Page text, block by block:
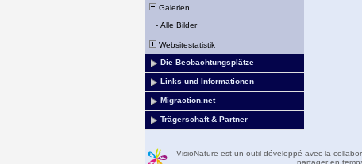
Galerien
- Alle Bilder
Websitestatistik
Die Beobachtungsplätze
Links und Informationen
Migraction.net
Trägerschaft & Partner
VisioNature est un outil développé avec la
partager en